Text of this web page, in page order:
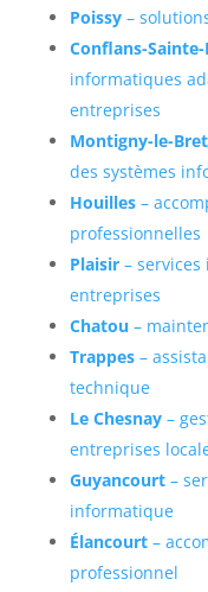
Poissy –
Conflans-
informatiques
entreprises
Montigny-le-
des systèmes
Houilles –
professionnelles
Plaisir– services
entreprises
Chatou –
Trappes–
technique
Le Chesnay–
entreprises
Guyancourt–
informatique
Élancourt–
professionnel